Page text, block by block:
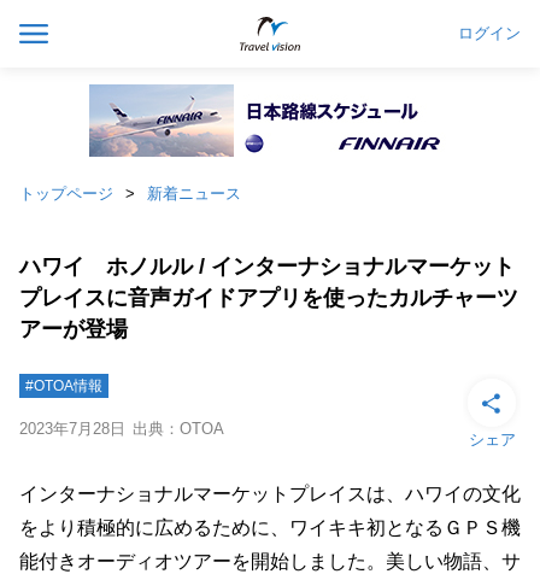
ログイン
トップページ 新着ニュース
ハワイ ホノルル / インターナショナルマーケット
プレイスに音声ガイドアプリを使ったカルチャーツ
アーが登場
#OTOA情報
2023年7月28日 出典：OTOA
シェア
インターナショナルマーケットプレイスは、ハワイの文化
をより積極的に広めるために、ワイキキ初となるＧＰＳ機
能付きオーディオツアーを開始しました。美しい物語、サ